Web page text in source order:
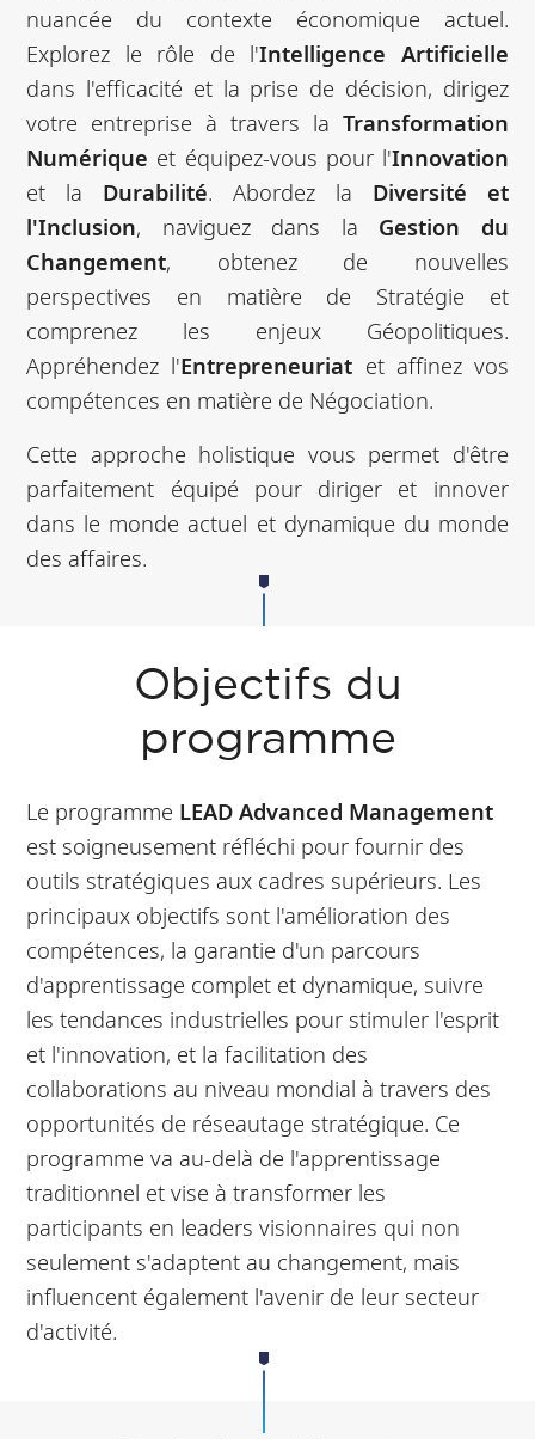
nuancée du contexte économique actuel.
Explorez le rôle de l'Intelligence Artificielle
dans l'efficacité et la prise de décision, dirigez
votre entreprise à travers la Transformation
Numérique et équipez-vous pour l'Innovation
et la Durabilité. Abordez la Diversité et
l'Inclusion, naviguez dans la Gestion du
Changement, obtenez de nouvelles
perspectives en matière de Stratégie et
comprenez les enjeux Géopolitiques.
Appréhendez l'Entrepreneuriat et affinez vos
compétences en matière de Négociation.
Cette approche holistique vous permet d'être
parfaitement équipé pour diriger et innover
dans le monde actuel et dynamique du monde
des affaires.
Objectifs du
programme
Le programme LEAD Advanced Management
est soigneusement réfléchi pour fournir des
outils stratégiques aux cadres supérieurs. Les
principaux objectifs sont l'amélioration des
compétences, la garantie d'un parcours
d'apprentissage complet et dynamique, suivre
les tendances industrielles pour stimuler l'esprit
et l'innovation, et la facilitation des
collaborations au niveau mondial à travers des
opportunités de réseautage stratégique. Ce
programme va au-delà de l'apprentissage
traditionnel et vise à transformer les
participants en leaders visionnaires qui non
seulement s'adaptent au changement, mais
influencent également l'avenir de leur secteur
d'activité.